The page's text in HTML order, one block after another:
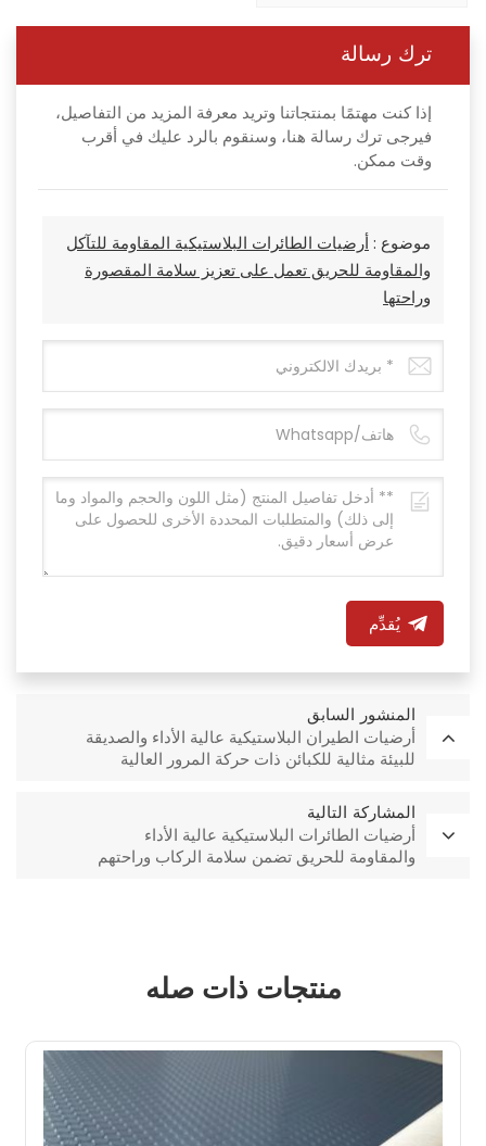
ترك رسالة
إذا كنت مهتمًا بمنتجاتنا وتريد معرفة المزيد من التفاصيل،
فيرجى ترك رسالة هنا، وسنقوم بالرد عليك في أقرب
وقت ممكن.
موضوع :أرضيات الطائرات البلاستيكية المقاومة للتآكل
والمقاومة للحريق تعمل على تعزيز سلامة المقصورة
وراحتها
يُقدِّم
المنشور السابق
أرضيات الطيران البلاستيكية عالية الأداء والصديقة
للبيئة مثالية للكبائن ذات حركة المرور العالية
المشاركة التالية
أرضيات الطائرات البلاستيكية عالية الأداء
والمقاومة للحريق تضمن سلامة الركاب وراحتهم
منتجات ذات صله